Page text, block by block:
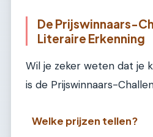
De Prijswinnaars-
Literaire Erkenning
Wil je zeker weten dat je
is de Prijswinnaars-
Welke prijzen tellen?